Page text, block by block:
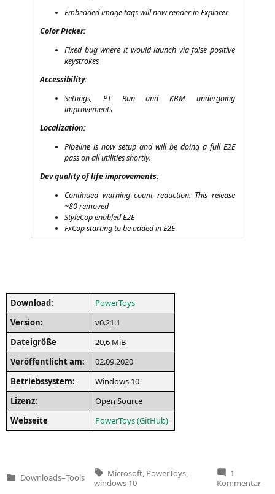
Embedded image tags will now ren­der in Explorer
Color Picker:
Fixed bug whe­re it would launch via fal­se posi­ti­ve
keystrokes
Acces­si­bi­li­ty:
Set­tings, PTRun andKBM under­go­ing
improvements
Loca­liza­ti­on:
Pipe­line is now set­up and will be doing a full E2E
pass on all uti­li­ties shortly.
Dev qua­li­ty of life improvements:
Con­tin­ued war­ning count reduc­tion. This release
~80 removed
Sty­le­Cop enab­ledE2E
FxCop start­ing to be added inE2E
Down­load:
PowerT­oys
Ver­si­on:
v0.21.1
Datei­grö­ße
20,6 MiB
Ver­öf­fent­licht am:
02.09.2020
Betriebs­sys­tem:
Win­dows 10
Lizenz:
Open Source
Web­sei­te
PowerT­oys (Git­Hub)
Veröffentlicht
Downloads–Tools
Tags:
Microsoft PowerToys
windows 10
1
Kommentarzu